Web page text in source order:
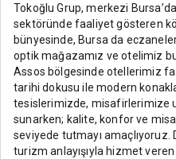
Tokoğlu Grup, merkezi
sektöründe faaliyet gösteren
bünyesinde, Bursa da
optik mağazamız ve otelimiz
Assos bölgesinde otellerimiz
tarihi dokusu ile modern
tesislerimizde, misafirlerimize
sunarken; kalite, konfor ve
seviyede tutmayı amaçlıyoruz.
turizm anlayışıyla hizmet